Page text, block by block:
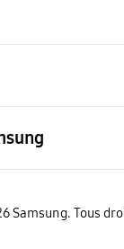
Samsung. Tous